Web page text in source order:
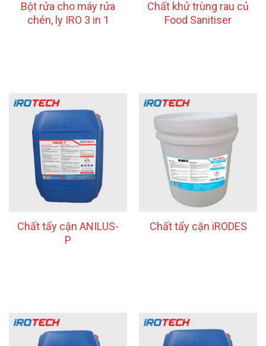
Bột rửa cho máy rửa
chén, ly IRO 3 in 1
Chất khử trùng rau củ
Food Sanitiser
Chất tẩy cặn ANILUS-
P
Chất tẩy cặn iRODES